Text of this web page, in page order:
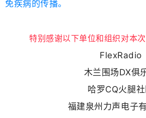
免疾病的传播。
特别感谢以下单位和组织对本次
FlexRadio
木兰围场DX俱
哈罗CQ火腿
福建泉州力声电子